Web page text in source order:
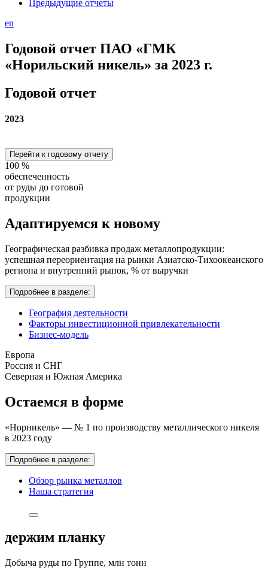
Предыдущие отчеты
en
Годовой отчет ПАО «ГМК
«Норильский никель» за 2023 г.
Годовой отчет
2023
Перейти к годовому отчету
100 %
обеспеченность
от руды до готовой
продукции
Адаптируемся к новому
Географическая разбивка продаж металлопродукции:
успешная переориентация на рынки Азиатско-Тихоокеанского
региона и внутренний рынок, % от выручки
Подробнее в разделе:
География деятельности
Факторы инвестиционной привлекательности
Бизнес-модель
Европа
Россия и СНГ
Северная и Южная Америка
Остаемся в форме
«Норникель» — № 1 по производству металлического никеля
в 2023 году
Подробнее в разделе:
Обзор рынка металлов
Наша стратегия
держим планку
Добыча руды по Группе, млн тонн